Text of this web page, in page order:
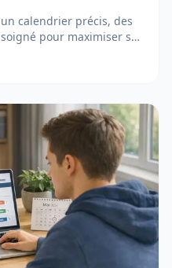
calendrier précis, des
pour maximiser ses
d’aborder l’orientation